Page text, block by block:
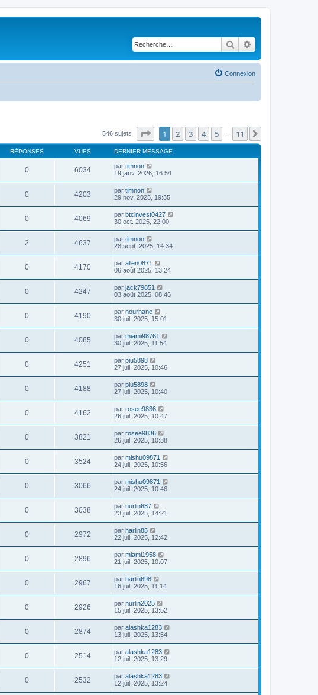
Rechercher
Connexion
546 sujets Page sur11
1 2 3 4 5 11
RÉPONSES VUES DERNIER MESSAGE
0 6034 par timnon
19 janv. 2026, 16:54
0 4203 par timnon
29 nov. 2025, 19:35
0 4069 par btcinvest0427
30 oct. 2025, 22:00
2 4637 par timnon
28 sept. 2025, 14:34
0 4170 par allen0871
06 août 2025, 13:24
0 4247 par jack79851
03 août 2025, 08:46
0 4190 par nourhane
30 juil. 2025, 15:01
0 4085 par miami98761
30 juil. 2025, 11:54
0 4251 par piu5898
27 juil. 2025, 10:46
0 4188 par piu5898
27 juil. 2025, 10:40
0 4162 par rosee9836
26 juil. 2025, 10:47
0 3821 par rosee9836
26 juil. 2025, 10:38
0 3524 par mishu09871
24 juil. 2025, 10:56
0 3066 par mishu09871
24 juil. 2025, 10:46
0 3038 par nurlin687
23 juil. 2025, 14:21
0 2972 par harlin85
22 juil. 2025, 12:42
0 2896 par miami1958
21 juil. 2025, 10:07
0 2967 par harlin698
16 juil. 2025, 11:14
0 2926 par nurlin2025
15 juil. 2025, 13:52
0 2874 par alashka1283
13 juil. 2025, 13:54
0 2514 par alashka1283
12 juil. 2025, 13:29
0 2532 par alashka1283
12 juil. 2025, 13:24